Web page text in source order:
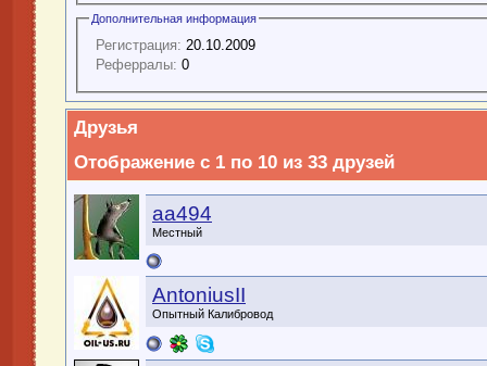
Дополнительная информация
Регистрация: 20.10.2009
Реферралы: 0
Друзья
Отображение с 1 по 10 из 33 друзей
aa494
Местный
AntoniusII
Опытный Калибровод